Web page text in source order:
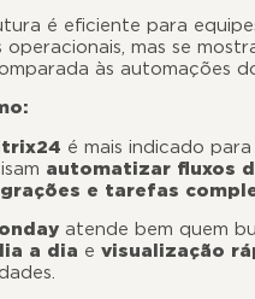
é eficiente para
operacionais, mas se
às automações
é mais indicado
automatizar fluxos
e tarefas
atende bem quem
a dia e visualização